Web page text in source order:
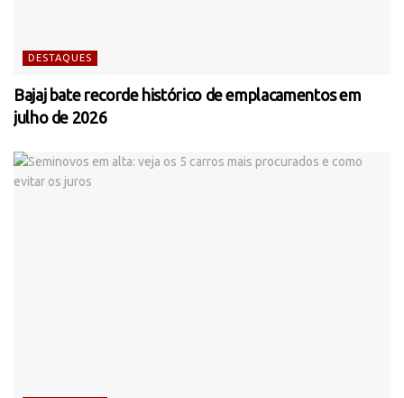
DESTAQUES
Bajaj bate recorde histórico de emplacamentos em
julho de 2026